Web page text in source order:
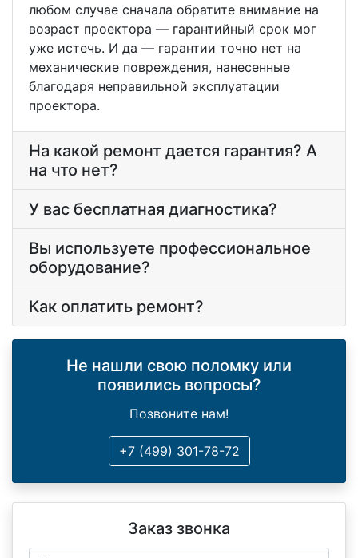
любом случае сначала обратите внимание на
возраст проектора — гарантийный срок мог
уже истечь. И да — гарантии точно нет на
механические повреждения, нанесенные
благодаря неправильной эксплуатации
проектора.
На какой ремонт дается гарантия? А
на что нет?
У вас бесплатная диагностика?
Вы используете профессиональное
оборудование?
Как оплатить ремонт?
Не нашли свою поломку или
появились вопросы?
Позвоните нам!
+7 (499) 301-78-72
Заказ звонка